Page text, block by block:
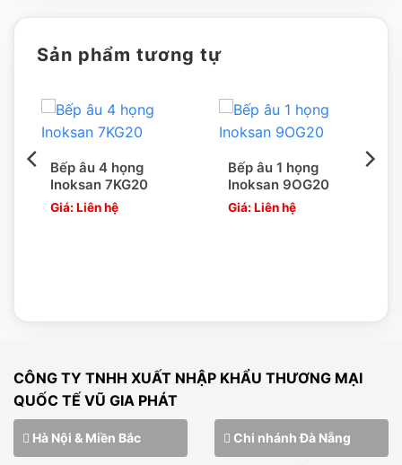
xuất bằng inox nhập khẩu chất lượng cao, với hệ thống
dây truyền sản xuất hiện đại, thực hiện hệ thống quản lý
chất lượng ISO 9001-2008.
TẠI SAO CHỌN CHÚNG TÔI???
1. SẢN PHẨM NHẬP KHẨU TRỰC TIẾP CÓ XUẤT XỨ
[wpcc-iframe allowfullscreen=”” frameborder=”0″
height=”360″ src=”https://www.youtube-
nocookie.com/embed/xBFDmyiQEsc”
Sản phẩm tương tự
Bếp âu 4 họng
Inoksan 7KG20
Giá: Liên hệ
Bếp âu 1 họng
Inoksan 9OG20
Giá: Liên hệ
CÔNG TY TNHH XUẤT NHẬP KHẨU THƯƠNG MẠI
QUỐC TẾ VŨ GIA PHÁT
Hà Nội & Miền Bắc Chi nhánh Đà Nẵng